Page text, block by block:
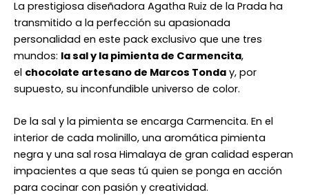
La prestigiosa diseñadora Agatha Ruiz de la Prada ha
transmitido a la perfección su apasionada
personalidad en este pack exclusivo que une tres
mundos: la sal y la pimienta de Carmencita,
el chocolate artesano de Marcos Tonda y, por
supuesto, su inconfundible universo de color.
De la sal y la pimienta se encarga Carmencita. En el
interior de cada molinillo, una aromática pimienta
negra y una sal rosa Himalaya de gran calidad esperan
impacientes a que seas tú quien se ponga en acción
para cocinar con pasión y creatividad.